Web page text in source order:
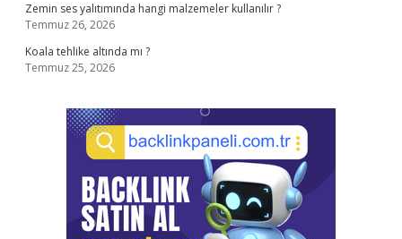
Zemin ses yalıtımında hangi malzemeler kullanılır ?
Temmuz 26, 2026
Koala tehlike altında mı ?
Temmuz 25, 2026